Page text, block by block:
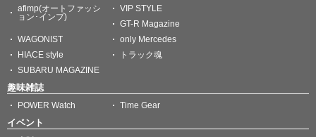
afimp(オートファッシ
ョン･インプ)
VIP STYLE
GT-R Magazine
WAGONIST
only Mercedes
HIACE style
トラック魂
SUBARU MAGAZINE
趣味雑誌
POWER Watch Time Gear
イベント